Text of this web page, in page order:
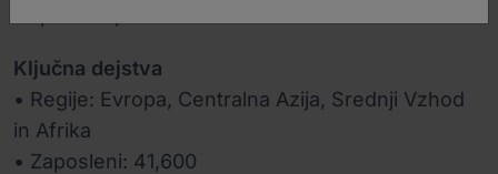
Ključna dejstva
• Regije: Evropa, Centralna Azija, Srednji Vzhod
in Afrika
• Zaposleni: 41,600